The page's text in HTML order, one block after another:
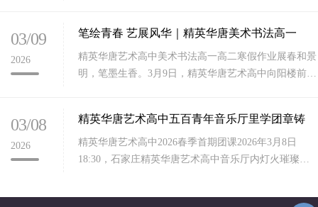
03/09
2026
笔绘青春 艺展风华｜精英华唐美术书法高一
精英华唐艺术高中美术书法高一高二寒假作业展春和景
明，笔墨生香。3月9日，精英华唐艺术高中向阳楼前暖
03/08
2026
精英华唐艺术高中五百青年音乐厅里学团章铸
精英华唐艺术高中2026春季首期团课2026年3月8日
18:30，石家庄精英华唐艺术高中音乐厅内灯火璀璨、